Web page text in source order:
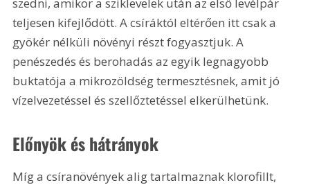
szedni, amikor a sziklevelek után az első levélpár
teljesen kifejlődött. A csíráktól eltérően itt csak a
gyökér nélküli növényi részt fogyasztjuk. A
penészedés és berohadás az egyik legnagyobb
buktatója a mikrozöldség termesztésnek, amit jó
vízelvezetéssel és szellőztetéssel elkerülhetünk.
Előnyök és hátrányok
Míg a csíranövények alig tartalmaznak klorofillt,